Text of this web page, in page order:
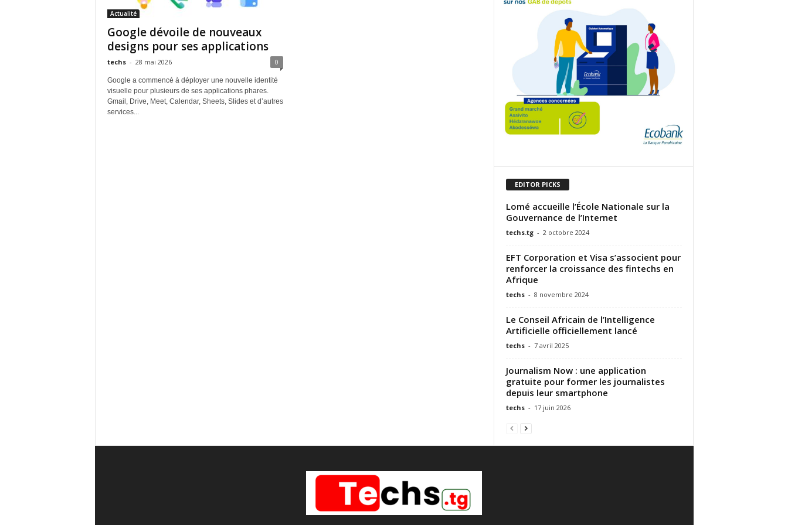
Actualité
Google dévoile de nouveaux
designs pour ses applications
techs - 28 mai 2026 0
Google a commencé à déployer une nouvelle identité
visuelle pour plusieurs de ses applications phares.
Gmail, Drive, Meet, Calendar, Sheets, Slides et d’autres
services...
EDITOR PICKS
Lomé accueille l’École Nationale sur la
Gouvernance de l’Internet
techs.tg - 2 octobre 2024
EFT Corporation et Visa s’associent pour
renforcer la croissance des fintechs en
Afrique
techs - 8 novembre 2024
Le Conseil Africain de l’Intelligence
Artificielle officiellement lancé
techs - 7 avril 2025
Journalism Now : une application
gratuite pour former les journalistes
depuis leur smartphone
techs - 17 juin 2026